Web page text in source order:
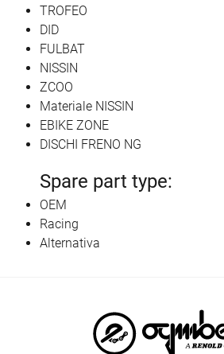
TROFEO
DID
FULBAT
NISSIN
ZCOO
Materiale NISSIN
EBIKE ZONE
DISCHI FRENO NG
Spare part type:
OEM
Racing
Alternativa